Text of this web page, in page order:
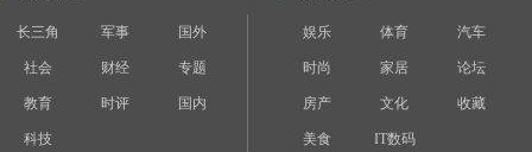
长三角 军事 国外
社会 财经 专题
教育 时评 国内
科技
娱乐 体育 汽车
时尚 家居 论坛
房产 文化 收藏
美食 IT数码